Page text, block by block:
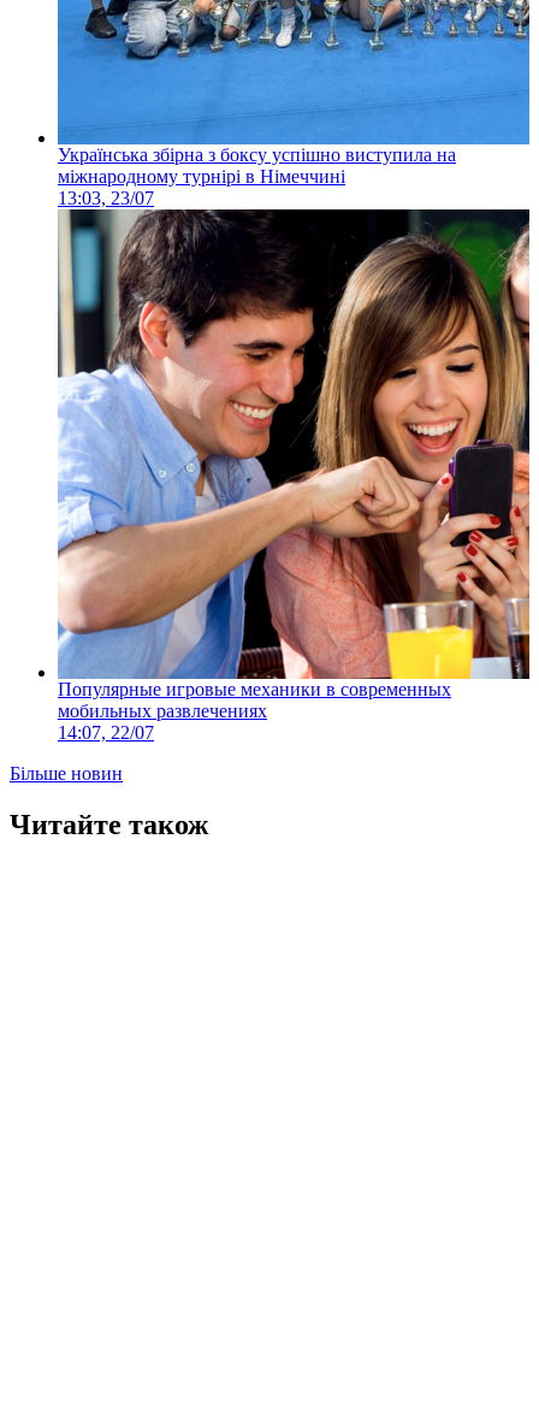
Українська збірна з боксу успішно виступила на
міжнародному турнірі в Німеччині
13:03, 23/07
Популярные игровые механики в современных
мобильных развлечениях
14:07, 22/07
Більше новин
Читайте також